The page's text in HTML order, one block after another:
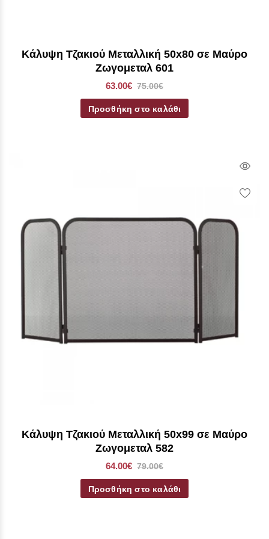
Κάλυψη Τζακιού Μεταλλική 50x80 σε Mαύρο
Ζωγομεταλ 601
63.00€ 75.00€
Προσθήκη στο καλάθι
Κάλυψη Τζακιού Μεταλλική 50x99 σε Mαύρο
Ζωγομεταλ 582
64.00€ 79.00€
Προσθήκη στο καλάθι